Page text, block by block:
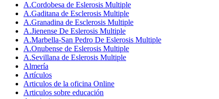
A.Cordobesa de Eslerosis Multiple
A.Gaditana de Esclerosis Multiple
A.Granadina de Esclerosis Multiple
A.Jienense De Eslerosis Multiple
A.Marbella-San Pedro De Eslerosis Multiple
A.Onubense de Eslerosis Multiple
A.Sevillana de Eslerosis Multiple
Almería
Artículos
Articulos de la oficina Online
Articulos sobre educación